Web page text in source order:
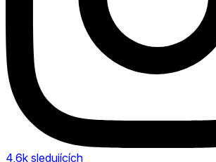
4,6k sledujících